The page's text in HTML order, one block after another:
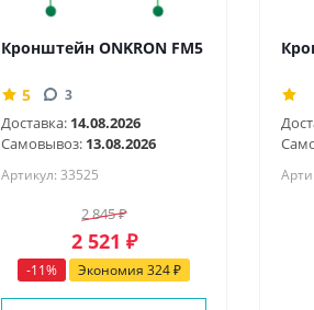
Кронштейн ONKRON FM5
5 3
Доставка: 14.08.2026
Самовывоз: 13.08.2026
Артикул: 33525
2 845₽
2 521 ₽
-11% Экономия 324₽